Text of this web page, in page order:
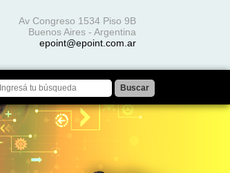
Av Congreso 1534 Piso 9B
Buenos Aires - Argentina
epoint@epoint.com.ar